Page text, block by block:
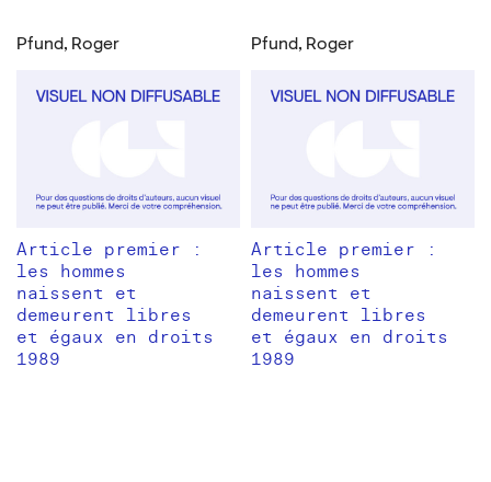
Pfund, Roger
Article premier :
les hommes
naissent et
demeurent libres
et égaux en droits
1989
Pfund, Roger
Article premier :
les hommes
naissent et
demeurent libres
et égaux en droits
1989